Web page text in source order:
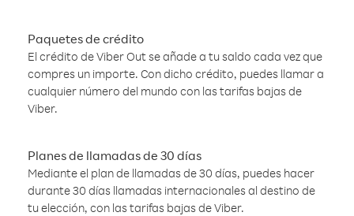
Paquetes de crédito
El crédito de Viber Out se añade a tu saldo cada vez que
compres un importe. Con dicho crédito, puedes llamar a
cualquier número del mundo con las tarifas bajas de
Viber.
Planes de llamadas de 30 días
Mediante el plan de llamadas de 30 días, puedes hacer
durante 30 días llamadas internacionales al destino de
tu elección, con las tarifas bajas de Viber.